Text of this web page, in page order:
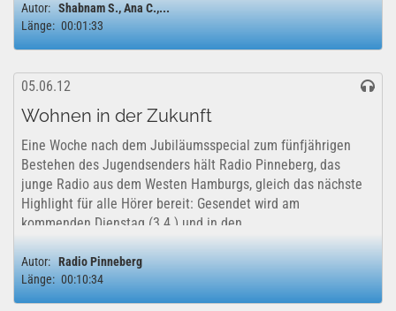
Autor: Shabnam S., Ana C.,...
Länge: 00:01:33
05.06.12
Wohnen in der Zukunft
Eine Woche nach dem Jubiläumsspecial zum fünfjährigen
Bestehen des Jugendsenders hält Radio Pinneberg, das
junge Radio aus dem Westen Hamburgs, gleich das nächste
Highlight für alle Hörer bereit: Gesendet wird am
kommenden Dienstag (3.4.) und in den...
Autor: Radio Pinneberg
Länge: 00:10:34